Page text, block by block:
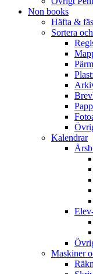
Non books
Häfta &
Sortera
Kalendrar
Maskiner